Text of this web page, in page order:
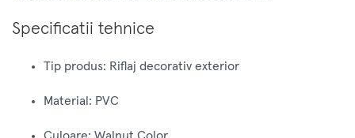
Specificatii tehnice
Tip produs: Riflaj decorativ exterior
Material: PVC